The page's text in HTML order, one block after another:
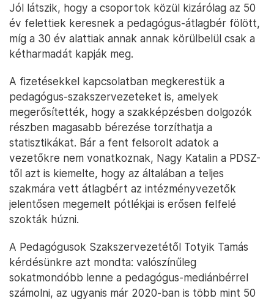
Jól látszik, hogy a csoportok közül kizárólag az 50
év felettiek keresnek a pedagógus-átlagbér fölött,
míg a 30 év alattiak annak annak körülbelül csak a
kétharmadát kapják meg.
A fizetésekkel kapcsolatban megkerestük a
pedagógus-szakszervezeteket is, amelyek
megerősítették, hogy a szakképzésben dolgozók
részben magasabb bérezése torzíthatja a
statisztikákat. Bár a fent felsorolt adatok a
vezetőkre nem vonatkoznak, Nagy Katalin a PDSZ-
től azt is kiemelte, hogy az általában a teljes
szakmára vett átlagbért az intézményvezetők
jelentősen megemelt pótlékjai is erősen felfelé
szokták húzni.
A Pedagógusok Szakszervezetétől Totyik Tamás
kérdésünkre azt mondta: valószínűleg
sokatmondóbb lenne a pedagógus-mediánbérrel
számolni, az ugyanis már 2020-ban is több mint 50